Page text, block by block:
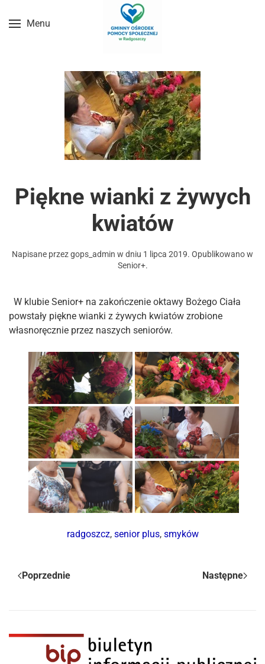
Przejdź do treści głównej
Menu
Piękne wianki z żywych
kwiatów
Napisane przezgops_admin w dniu 1 lipca 2019. Opublikowano w
Senior+.
W klubie Senior+ na zakończenie oktawy Bożego Ciała
powstały piękne wianki z żywych kwiatów zrobione
własnoręcznie przez naszych seniorów.
radgoszcz, senior plus, smyków
Poprzednie Następne